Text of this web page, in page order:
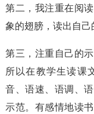
第二，我注重在阅
象的翅膀，读出自己
第三，注重自己的
所以在教学生读课
音、语速、语调、
示范。有感情地读